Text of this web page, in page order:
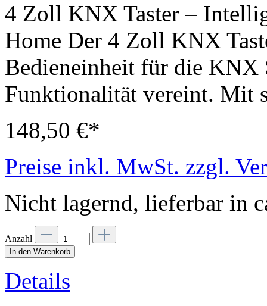
4 Zoll KNX Taster –
Home Der 4 Zoll KNX
Bedieneinheit für die KNX
Funktionalität vereint. Mit
148,50 €*
Preise inkl. MwSt. zzgl.
Nicht lagernd, lieferbar in
Anzahl
In den Warenkorb
Details